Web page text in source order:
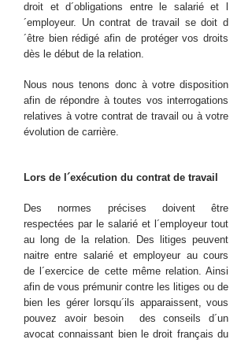
droit et d´obligations entre le salarié et l
´employeur. Un contrat de travail se doit d
´être bien rédigé afin de protéger vos droits
dès le début de la relation.
Nous nous tenons donc à votre disposition
afin de répondre à toutes vos interrogations
relatives à votre contrat de travail ou à votre
évolution de carrière.
Lors de l´exécution du contrat de travail
Des normes précises doivent être
respectées par le salarié et l´employeur tout
au long de la relation. Des litiges peuvent
naitre entre salarié et employeur au cours
de l´exercice de cette même relation. Ainsi
afin de vous prémunir contre les litiges ou de
bien les gérer lorsqu´ils apparaissent, vous
pouvez avoir besoin des conseils d´un
avocat connaissant bien le droit français du